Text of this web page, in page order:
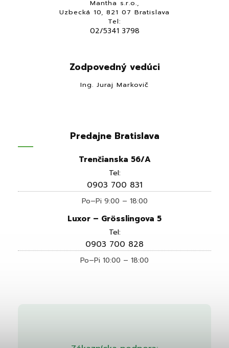
Mantha s.r.o.,
Uzbecká 10, 821 07 Bratislava
Tel:
02/5341 3798
Zodpovedný vedúci
Ing. Juraj Markovič
Predajne Bratislava
Trenčianska 56/A
Tel:
0903 700 831
Po–Pi 9:00 – 18:00
Luxor – Grösslingova 5
Tel:
0903 700 828
Po–Pi 10:00 – 18:00